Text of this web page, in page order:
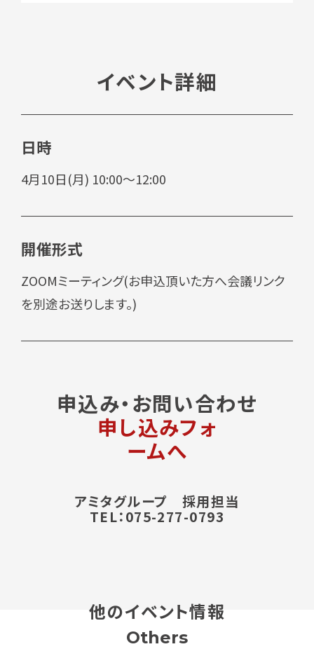
イベント詳細
日時
4月10日(月) 10:00～12:00
開催形式
ZOOMミーティング(お申込頂いた方へ会議リンク
を別途お送りします。)
申込み・お問い合わせ
申し込みフォ
ームへ
アミタグループ 採用担当
TEL：075-277-0793
他のイベント情報
Others